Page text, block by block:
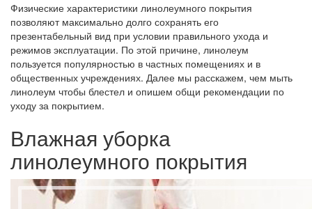
Физические характеристики линолеумного покрытия
позволяют максимально долго сохранять его
презентабельный вид при условии правильного ухода и
режимов эксплуатации. По этой причине, линолеум
пользуется популярностью в частных помещениях и в
общественных учреждениях. Далее мы расскажем, чем мыть
линолеум чтобы блестел и опишем общи рекомендации по
уходу за покрытием.
Влажная уборка
линолеумного покрытия